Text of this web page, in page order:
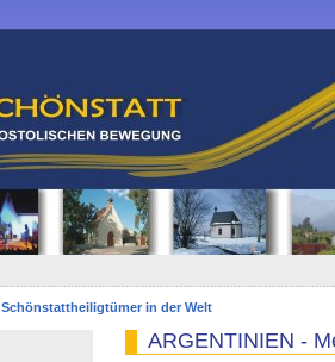
Schönstattheiligtümer in der Welt
ARGENTINIEN -